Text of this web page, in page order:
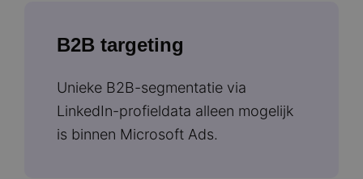
B2B targeting
Unieke B2B-segmentatie via
LinkedIn-profieldata alleen mogelijk
is binnen Microsoft Ads.